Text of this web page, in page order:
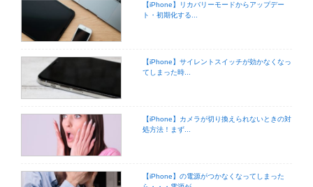
【iPhone】リカバリーモードからアップデー
ト・初期化する...
【iPhone】サイレントスイッチが効かなくなっ
てしまった時...
【iPhone】カメラが切り換えられないときの対
処方法！まず...
【iPhone】の電源がつかなくなってしまった